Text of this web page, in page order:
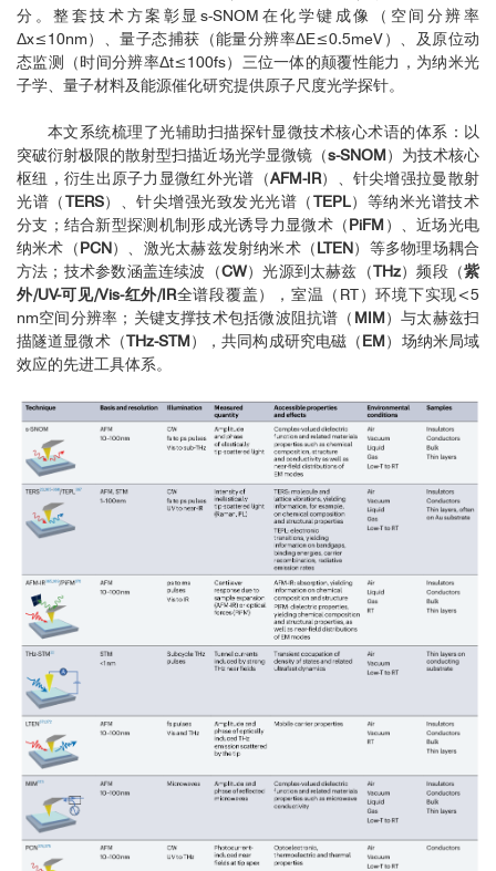
分。整套技术方案彰显s-SNOM在化学键成像（空间分辨率
Δx≤10nm）、量子态捕获（能量分辨率ΔE≤0.5meV）、及原位动
态监测（时间分辨率Δt≤100fs）三位一体的颠覆性能力，为纳米光
子学、量子材料及能源催化研究提供原子尺度光学探针。
本文系统梳理了光辅助扫描探针显微技术核心术语的体系：以
突破衍射极限的散射型扫描近场光学显微镜（s-SNOM）为技术核心
枢纽，衍生出原子力显微红外光谱（AFM-IR）、针尖增强拉曼散射
光谱（TERS）、针尖增强光致发光光谱（TEPL）等纳米光谱技术
分支；结合新型探测机制形成光诱导力显微术（PiFM ）、近场光电
纳米术（PCN）、激光太赫兹发射纳米术（LTEN）等多物理场耦合
方法；技术参数涵盖连续波（CW）光源到太赫兹（THz）频段（紫
外/UV-可见/Vis-红外/IR全谱段覆盖），室温（RT）环境下实现<5
nm空间分辨率；关键支撑技术包括微波阻抗谱（ MIM）与太赫兹扫
描隧道显微术（THz-STM），共同构成研究电磁（EM）场纳米局域
效应的先进工具体系。